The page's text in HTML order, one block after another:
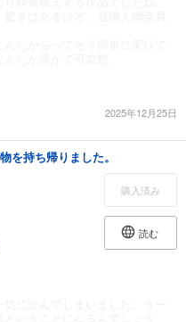
2025年12月25日
を持ち帰りました。
購入済み
読む